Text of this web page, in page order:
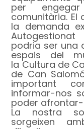
per
comunitària. El
la demanda
podria ser una
espais del
la Cultura de
de Can
important
informar-nos
poder
La nostra
sorgeixen